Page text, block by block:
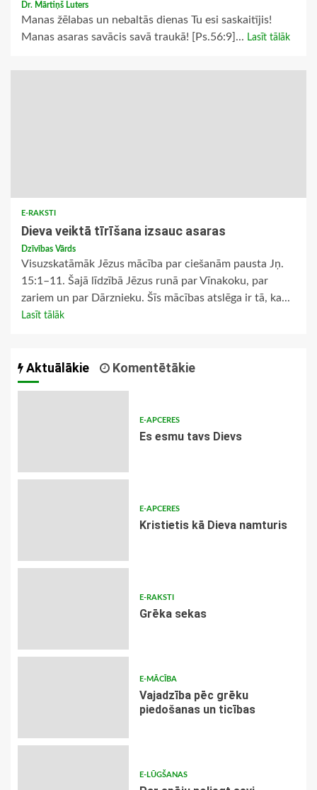
Dr. Mārtiņš Luters
Manas žēlabas un nebaltās dienas Tu esi saskaitījis!
Manas asaras savācis savā traukā! [Ps.56:9]... Lasīt tālāk
E-RAKSTI
Dieva veiktā tīrīšana izsauc asaras
Dzīvības Vārds
Visuzskatāmāk Jēzus mācība par ciešanām pausta Jņ.
15:1–11. Šajā līdzībā Jēzus runā par Vīnakoku, par
zariem un par Dārznieku. Šīs mācības atslēga ir tā, ka...
Lasīt tālāk
Aktuālākie Komentētākie
E-APCERES
Es esmu tavs Dievs
E-APCERES
Kristietis kā Dieva namturis
E-RAKSTI
Grēka sekas
E-MĀCĪBA
Vajadzība pēc grēku
piedošanas un ticības
E-LŪGŠANAS